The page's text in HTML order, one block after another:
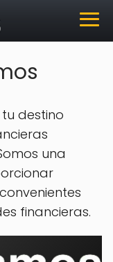
tu destino
una
financieras.